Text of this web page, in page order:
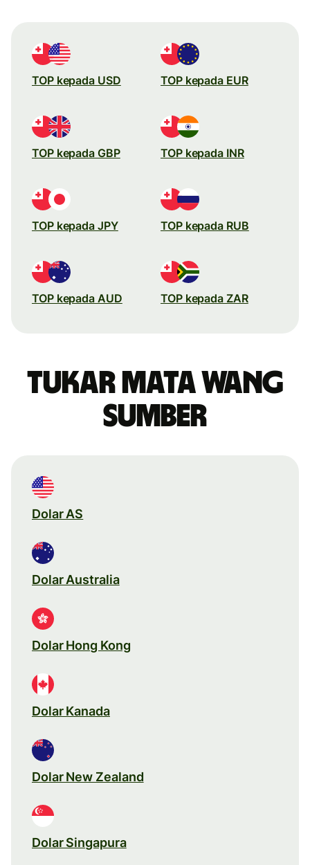
TOP kepada USD TOP kepada EUR
TOP kepada GBP TOP kepada INR
TOP kepada JPY TOP kepada RUB
TOP kepada AUD TOP kepada ZAR
Tukar mata wang
sumber
Dolar AS
Dolar Australia
Dolar Hong Kong
Dolar Kanada
Dolar New Zealand
Dolar Singapura